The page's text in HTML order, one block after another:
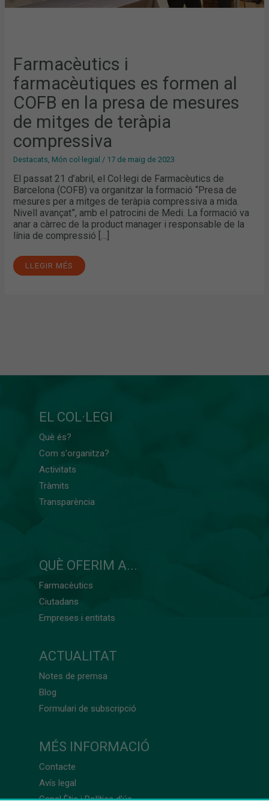
Farmacèutics i
farmacèutiques es formen al
COFB en la presa de mesures
de mitges de teràpia
compressiva
Destacats, Món col·legial / 17 de maig de 2023
El passat 21 d’abril, el Col·legi de Farmacèutics de
Barcelona (COFB) va organitzar la formació “Presa de
mesures per a mitges de teràpia compressiva a mida.
Nivell avançat”, amb el patrocini de Medi. La formació va
anar a càrrec de la product manager i responsable de la
línia de compressió […]
LLEGIR MÉS
EL COL·LEGI
Què és?
Com s'organitza?
Activitats
Tràmits
Transparència
QUÈ OFERIM A...
Farmacèutics
Ciutadans
Empreses i entitats
ACTUALITAT
Notes de premsa
Blog
Formulari de subscripció
MÉS INFORMACIÓ
Contacte
Avís legal
Canal Ètic i Política d’ús